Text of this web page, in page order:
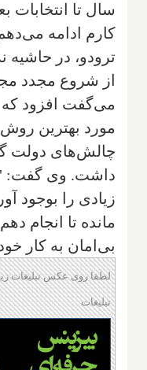
سال تا انتخابات
کارم ادامه
ترودو، در
از شروع مجدد
می‌گفت افزود که
مورد بهترین
چالش‌های دولت
داشت. وی گفت:
زیادی را بوجود
مانده تا انجام
بی‌امان به کار
لطفا روی عکس تبلیغات
تبلیغات